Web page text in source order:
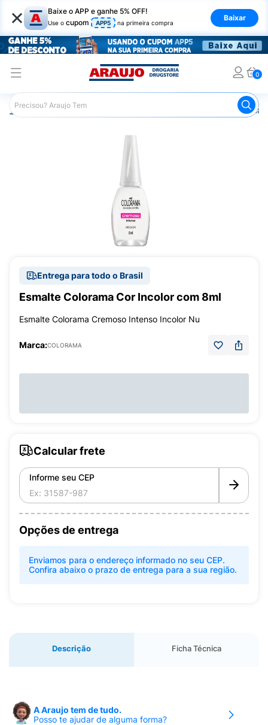
× Baixe o APP e ganhe 5% OFF!
Use o cupom APP5 na primeira compra
Baixar
0
Araujo Beleza e Cuidados
Entrega para todo o Brasil
Esmalte Colorama Cor Incolor com 8ml
Esmalte Colorama Cremoso Intenso Incolor Nu
Marca:COLORAMA
Calcular frete
Informe seu CEP
Opções de entrega
Enviamos para o endereço informado no seu CEP.
Confira abaixo o prazo de entrega para a sua região.
Descrição Ficha Técnica
A Araujo tem de tudo.
Posso te ajudar de alguma forma?